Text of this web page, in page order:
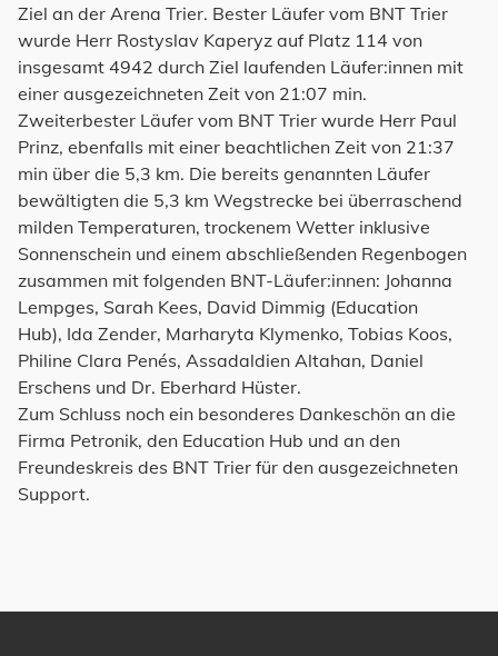
Ziel an der Arena Trier. Bester Läufer vom BNT Trier
wurde Herr Rostyslav Kaperyz auf Platz 114 von
insgesamt 4942 durch Ziel laufenden Läufer:innen mit
einer ausgezeichneten Zeit von 21:07 min.
Zweiterbester Läufer vom BNT Trier wurde Herr Paul
Prinz, ebenfalls mit einer beachtlichen Zeit von 21:37
min über die 5,3 km. Die bereits genannten Läufer
bewältigten die 5,3 km Wegstrecke bei überraschend
milden Temperaturen, trockenem Wetter inklusive
Sonnenschein und einem abschließenden Regenbogen
zusammen mit folgenden BNT-Läufer:innen: Johanna
Lempges, Sarah Kees, David Dimmig (Education
Hub), Ida Zender, Marharyta Klymenko, Tobias Koos,
Philine Clara Penés, Assadaldien Altahan, Daniel
Erschens und Dr. Eberhard Hüster.
Zum Schluss noch ein besonderes Dankeschön an die
Firma Petronik, den Education Hub und an den
Freundeskreis des BNT Trier für den ausgezeichneten
Support.